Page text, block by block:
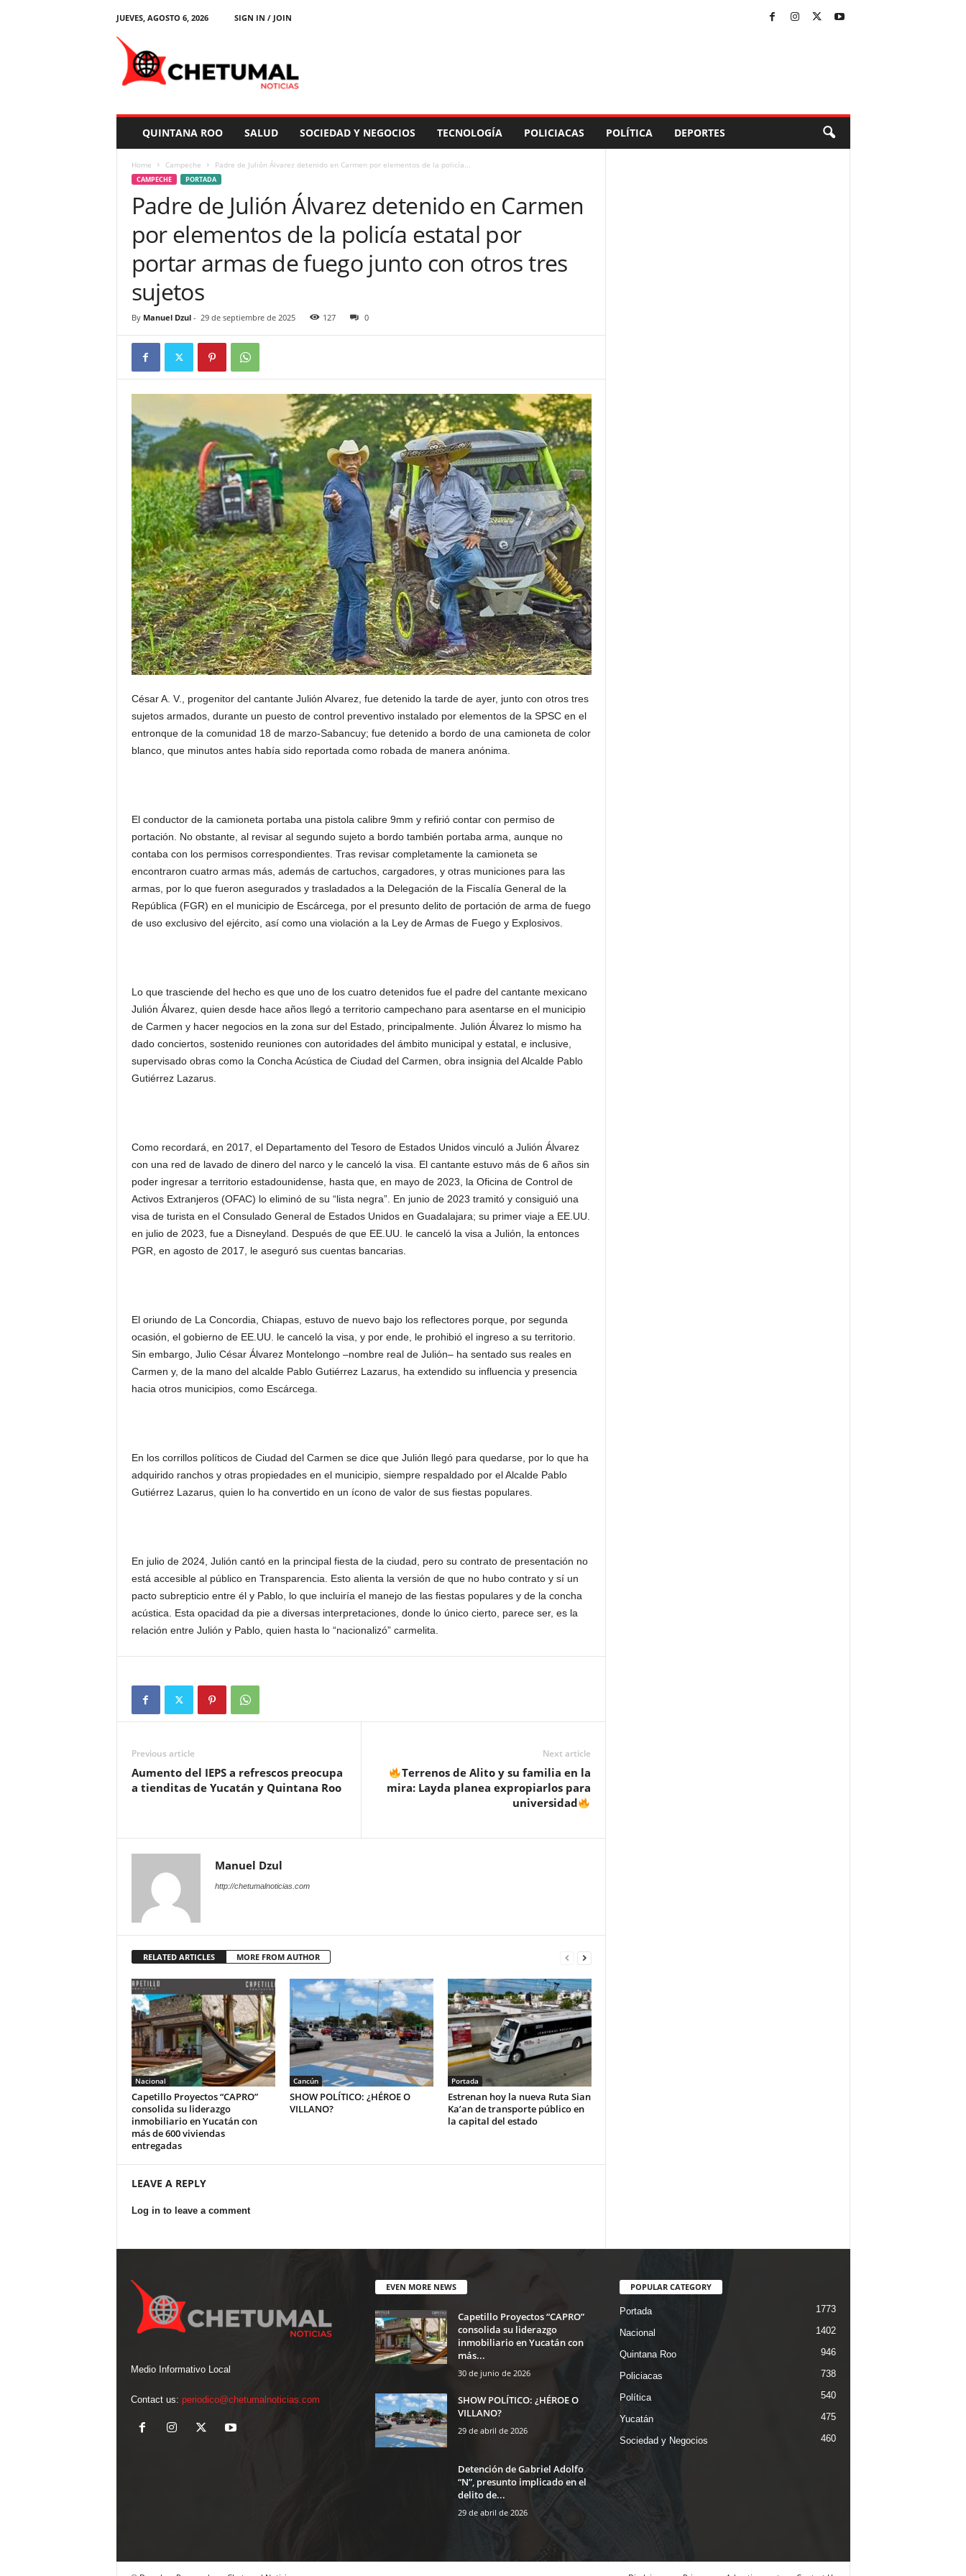
JUEVES, AGOSTO 6, 2026
SIGN IN / JOIN
QUINTANA ROO SALUD SOCIEDAD Y NEGOCIOS TECNOLOGÍA POLICIACAS POLÍTICA DEPORTES
Home Campeche Padre de Julión Álvarez detenido en Carmen por elementos de la policía...
CAMPECHE PORTADA
Padre de Julión Álvarez detenido en Carmen
por elementos de la policía estatal por
portar armas de fuego junto con otros tres
sujetos
By Manuel Dzul- 29 de septiembre de 2025 127 0
César A. V., progenitor del cantante Julión Alvarez, fue detenido la tarde de ayer, junto con otros tres
sujetos armados, durante un puesto de control preventivo instalado por elementos de la SPSC en el
entronque de la comunidad 18 de marzo-Sabancuy; fue detenido a bordo de una camioneta de color
blanco, que minutos antes había sido reportada como robada de manera anónima.
El conductor de la camioneta portaba una pistola calibre 9mm y refirió contar con permiso de
portación. No obstante, al revisar al segundo sujeto a bordo también portaba arma, aunque no
contaba con los permisos correspondientes. Tras revisar completamente la camioneta se
encontraron cuatro armas más, además de cartuchos, cargadores, y otras municiones para las
armas, por lo que fueron asegurados y trasladados a la Delegación de la Fiscalía General de la
República (FGR) en el municipio de Escárcega, por el presunto delito de portación de arma de fuego
de uso exclusivo del ejército, así como una violación a la Ley de Armas de Fuego y Explosivos.
Lo que trasciende del hecho es que uno de los cuatro detenidos fue el padre del cantante mexicano
Julión Álvarez, quien desde hace años llegó a territorio campechano para asentarse en el municipio
de Carmen y hacer negocios en la zona sur del Estado, principalmente. Julión Álvarez lo mismo ha
dado conciertos, sostenido reuniones con autoridades del ámbito municipal y estatal, e inclusive,
supervisado obras como la Concha Acústica de Ciudad del Carmen, obra insignia del Alcalde Pablo
Gutiérrez Lazarus.
Como recordará, en 2017, el Departamento del Tesoro de Estados Unidos vinculó a Julión Álvarez
con una red de lavado de dinero del narco y le canceló la visa. El cantante estuvo más de 6 años sin
poder ingresar a territorio estadounidense, hasta que, en mayo de 2023, la Oficina de Control de
Activos Extranjeros (OFAC) lo eliminó de su “lista negra”. En junio de 2023 tramitó y consiguió una
visa de turista en el Consulado General de Estados Unidos en Guadalajara; su primer viaje a EE.UU.
en julio de 2023, fue a Disneyland. Después de que EE.UU. le canceló la visa a Julión, la entonces
PGR, en agosto de 2017, le aseguró sus cuentas bancarias.
El oriundo de La Concordia, Chiapas, estuvo de nuevo bajo los reflectores porque, por segunda
ocasión, el gobierno de EE.UU. le canceló la visa, y por ende, le prohibió el ingreso a su territorio.
Sin embargo, Julio César Álvarez Montelongo –nombre real de Julión– ha sentado sus reales en
Carmen y, de la mano del alcalde Pablo Gutiérrez Lazarus, ha extendido su influencia y presencia
hacia otros municipios, como Escárcega.
En los corrillos políticos de Ciudad del Carmen se dice que Julión llegó para quedarse, por lo que ha
adquirido ranchos y otras propiedades en el municipio, siempre respaldado por el Alcalde Pablo
Gutiérrez Lazarus, quien lo ha convertido en un ícono de valor de sus fiestas populares.
En julio de 2024, Julión cantó en la principal fiesta de la ciudad, pero su contrato de presentación no
está accesible al público en Transparencia. Esto alienta la versión de que no hubo contrato y sí un
pacto subrepticio entre él y Pablo, lo que incluiría el manejo de las fiestas populares y de la concha
acústica. Esta opacidad da pie a diversas interpretaciones, donde lo único cierto, parece ser, es la
relación entre Julión y Pablo, quien hasta lo “nacionalizó” carmelita.
Previous article
Aumento del IEPS a refrescos preocupa
a tienditas de Yucatán y Quintana Roo
Next article
Terrenos de Alito y su familia en la
mira: Layda planea expropiarlos para
universidad
Manuel Dzul
http://chetumalnoticias.com
RELATED ARTICLES MORE FROM AUTHOR
Nacional
Capetillo Proyectos “CAPRO”
consolida su liderazgo
inmobiliario en Yucatán con
más de 600 viviendas
entregadas
Cancún
SHOW POLÍTICO: ¿HÉROE O
VILLANO?
Portada
Estrenan hoy la nueva Ruta Sian
Ka’an de transporte público en
la capital del estado
LEAVE A REPLY
Log in to leave a comment
Medio Informativo Local
Contact us: periodico@chetumalnoticias.com
EVEN MORE NEWS
Capetillo Proyectos “CAPRO”
consolida su liderazgo
inmobiliario en Yucatán con
más...
30 de junio de 2026
SHOW POLÍTICO: ¿HÉROE O
VILLANO?
29 de abril de 2026
Detención de Gabriel Adolfo
“N”, presunto implicado en el
delito de...
29 de abril de 2026
POPULAR CATEGORY
Portada 1773
Nacional 1402
Quintana Roo 946
Policiacas 738
Política 540
Yucatán 475
Sociedad y Negocios 460